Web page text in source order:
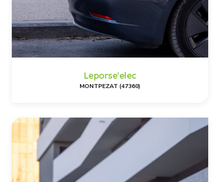
Leporse'elec
MONTPEZAT (47360)